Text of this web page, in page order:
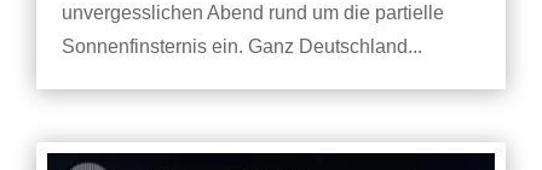
unvergesslichen Abend rund um die partielle
Sonnenfinsternis ein. Ganz Deutschland...